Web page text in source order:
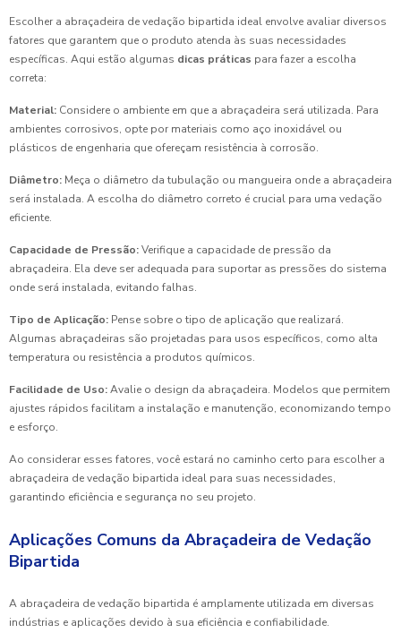
Escolher a abraçadeira de vedação bipartida ideal envolve avaliar diversos
fatores que garantem que o produto atenda às suas necessidades
específicas. Aqui estão algumas dicas práticas para fazer a escolha
correta:
Material: Considere o ambiente em que a abraçadeira será utilizada. Para
ambientes corrosivos, opte por materiais como aço inoxidável ou
plásticos de engenharia que ofereçam resistência à corrosão.
Diâmetro: Meça o diâmetro da tubulação ou mangueira onde a abraçadeira
será instalada. A escolha do diâmetro correto é crucial para uma vedação
eficiente.
Capacidade de Pressão:Verifique a capacidade de pressão da
abraçadeira. Ela deve ser adequada para suportar as pressões do sistema
onde será instalada, evitando falhas.
Tipo de Aplicação: Pense sobre o tipo de aplicação que realizará.
Algumas abraçadeiras são projetadas para usos específicos, como alta
temperatura ou resistência a produtos químicos.
Facilidade de Uso:Avalie o design da abraçadeira. Modelos que permitem
ajustes rápidos facilitam a instalação e manutenção, economizando tempo
e esforço.
Ao considerar esses fatores, você estará no caminho certo para escolher a
abraçadeira de vedação bipartida ideal para suas necessidades,
garantindo eficiência e segurança no seu projeto.
Aplicações Comuns da Abraçadeira de Vedação
Bipartida
A abraçadeira de vedação bipartida é amplamente utilizada em diversas
indústrias e aplicações devido à sua eficiência e confiabilidade.